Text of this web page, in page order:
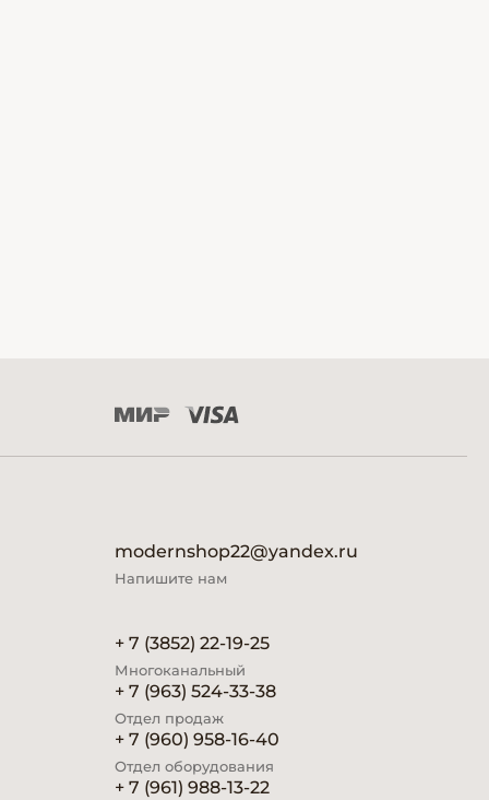
modernshop22@yandex.ru
Напишите нам
+ 7 (3852) 22-19-25
Многоканальный
+ 7 (963) 524-33-38
Отдел продаж
+ 7 (960) 958-16-40
Отдел оборудования
+ 7 (961) 988-13-22